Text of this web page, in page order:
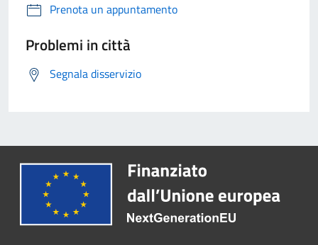
Prenota un appuntamento
Problemi in città
Segnala disservizio